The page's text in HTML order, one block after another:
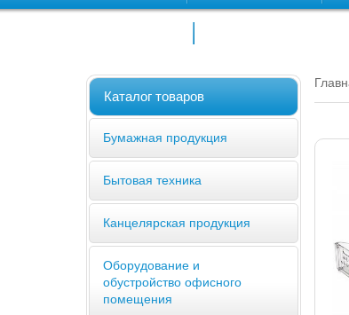
Каталог товаров
Бумажная продукция
Бытовая техника
Канцелярская продукция
Оборудование и
обустройство офисного
помещения